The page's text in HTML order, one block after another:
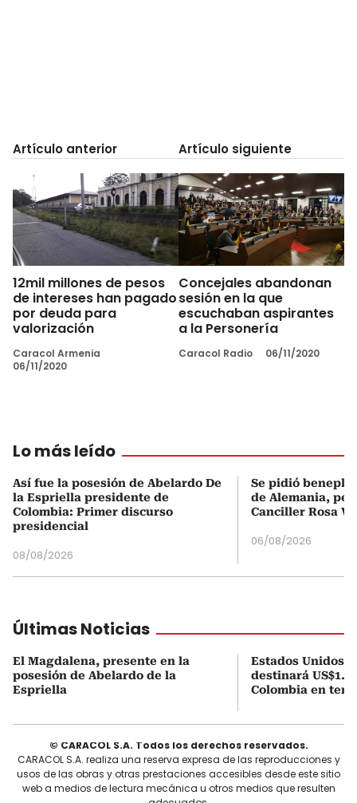
Artículo anterior
12mil millones de pesos
de intereses han pagado
por deuda para
valorización
Caracol Armenia
06/11/2020
Artículo siguiente
Concejales abandonan
sesión en la que
escuchaban aspirantes
a la Personería
Caracol Radio 06/11/2020
Lo más leído
Así fue la posesión de Abelardo De
la Espriella presidente de
Colombia: Primer discurso
presidencial
08/08/2026
Se pidió
de Alemania,
Canciller Rosa
06/08/2026
Últimas Noticias
El Magdalena, presente en la
posesión de Abelardo de la
Espriella
Estados Unidos
destinará
Colombia en
© CARACOL S.A. Todos los derechos reservados.
CARACOL S.A. realiza una reserva expresa de las reproducciones y
usos de las obras y otras prestaciones accesibles desde este sitio
web a medios de lectura mecánica u otros medios que resulten